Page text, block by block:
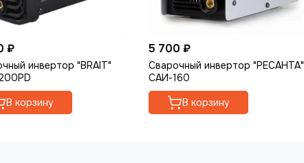
₽
инвертор "BRAIT"
В корзину
5 700 ₽
Сварочный инвертор "РЕСАНТА"
САИ-160
В корзину